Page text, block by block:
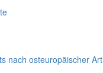
nach osteuropäischer Art